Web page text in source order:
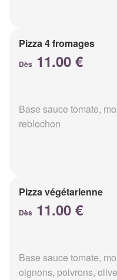
Pizza 4 fromages
Dès 11.00 €
Base sauce tomate,
reblochon
Pizza végétarienne
Dès 11.00 €
Base sauce tomate,
oignons, poivrons,